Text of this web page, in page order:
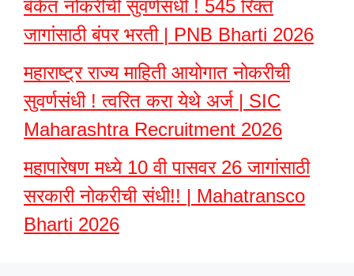
बँकेत नोकरीची सुवर्णसंधी ! 545 रिक्त
जागांसाठी बंपर भरती | PNB Bharti 2026
महाराष्ट्र राज्य माहिती आयोगात नोकरीची
सुवर्णसंधी ! त्वरित करा येथे अर्ज | SIC
Maharashtra Recruitment 2026
महापारेषण मध्ये 10 वी पासवर 26 जागांसाठी
सरकारी नोकरीची संधी!! | Mahatransco
Bharti 2026